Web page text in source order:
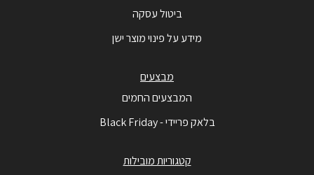
ביטול עסקה
מידע על פינוי מוצר ישן
מבצעים
המבצעים החמים
בלאק פריידי - Black Friday
קטגוריות מובילות